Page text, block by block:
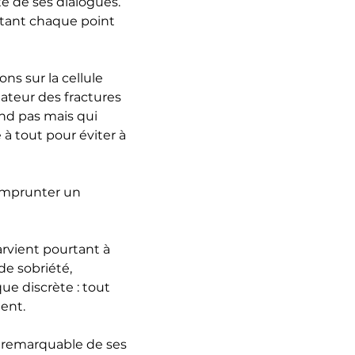
chaque point
sur la cellule
des fractures
pas mais qui
à tout pour éviter à
un
pourtant à
sobriété,
discrète : tout
de ses